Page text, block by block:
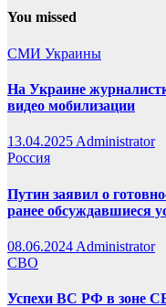
You missed
СМИ Украины
На Украине
видео мобилизации
13.04.2025 Administrator
Россия
Путин заявил о
ранее обсуждавшиеся
08.06.2024 Administrator
СВО
Успехи ВС РФ в зоне